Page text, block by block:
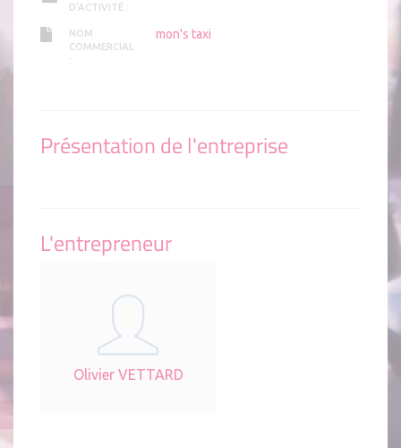
D'ACTIVITÉ :
NOM
COMMERCIAL
:
mon's taxi
Présentation de l'entreprise
L'entrepreneur
Olivier VETTARD